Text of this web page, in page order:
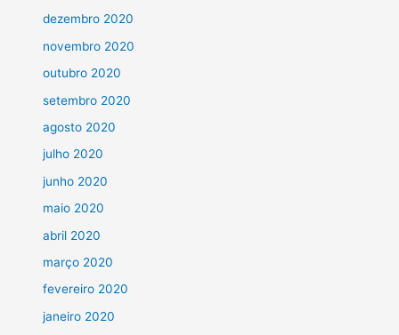
dezembro 2020
novembro 2020
outubro 2020
setembro 2020
agosto 2020
julho 2020
junho 2020
maio 2020
abril 2020
março 2020
fevereiro 2020
janeiro 2020